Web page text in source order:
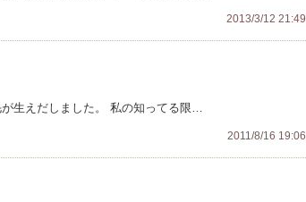
2013/3/12 21:49
生えだしました。 私の知ってる限…
2011/8/16 19:06